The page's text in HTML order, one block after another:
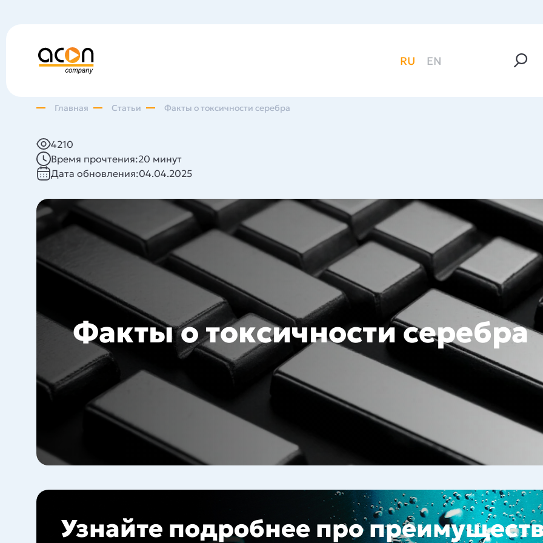
RU EN
Главная Статьи Факты о токсичности серебра
4210
Время прочтения:20 минут
Дата обновления:04.04.2025
Факты о токсичности серебра
Узнайте подробнее про